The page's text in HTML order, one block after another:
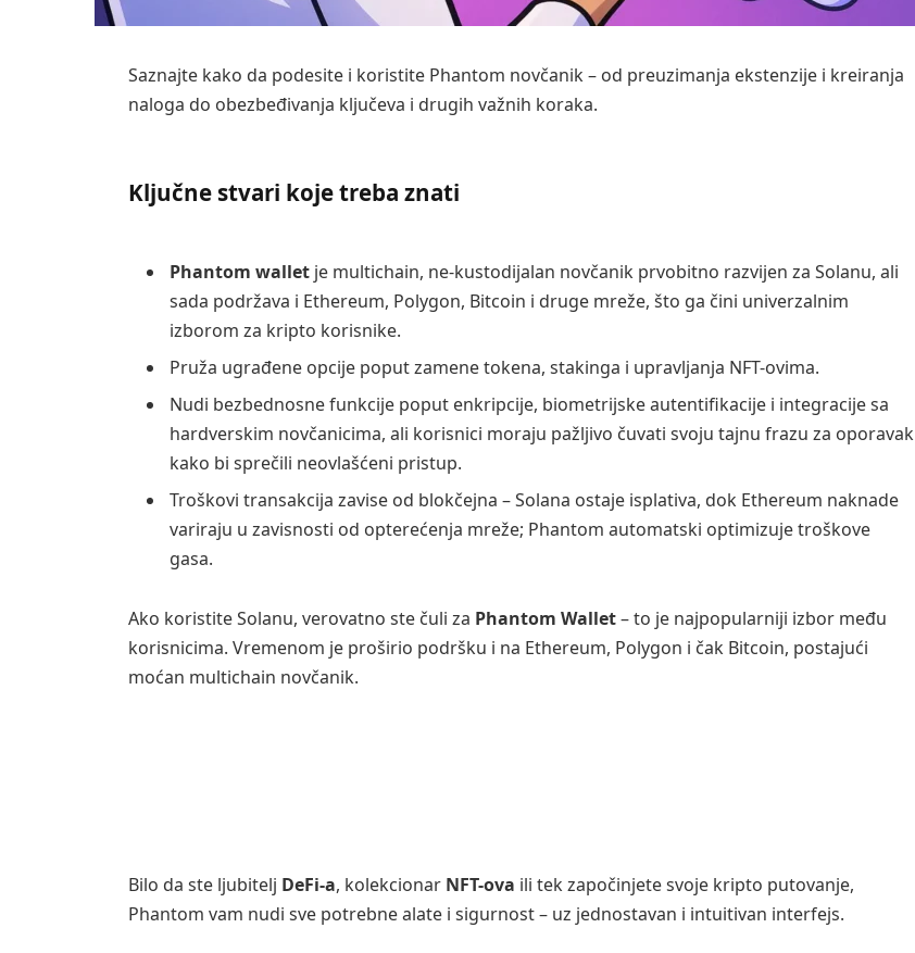
Saznajte kako da podesite i koristite Phantom novčanik – od preuzimanja ekstenzije i kreiranja
naloga do obezbeđivanja ključeva i drugih važnih koraka.
Ključne stvari koje treba znati
Phantom walletje multichain, ne-kustodijalan novčanik prvobitno razvijen za Solanu, ali
sada podržava i Ethereum, Polygon, Bitcoin i druge mreže, što ga čini univerzalnim
izborom za kripto korisnike.
Pruža ugrađene opcije poput zamene tokena, stakinga i upravljanja NFT-ovima.
Nudi bezbednosne funkcije poput enkripcije, biometrijske autentifikacije i integracije sa
hardverskim novčanicima, ali korisnici moraju pažljivo čuvati svoju tajnu frazu za oporavak
kako bi sprečili neovlašćeni pristup.
Troškovi transakcija zavise od blokčejna – Solana ostaje isplativa, dok Ethereum naknade
variraju u zavisnosti od opterećenja mreže; Phantom automatski optimizuje troškove
gasa.
Ako koristite Solanu, verovatno ste čuli za Phantom Wallet– to je najpopularniji izbor među
korisnicima. Vremenom je proširio podršku i na Ethereum, Polygon i čak Bitcoin, postajući
moćan multichain novčanik.
Bilo da ste ljubitelj DeFi-a, kolekcionar NFT-ova ili tek započinjete svoje kripto putovanje,
Phantom vam nudi sve potrebne alate i sigurnost – uz jednostavan i intuitivan interfejs.